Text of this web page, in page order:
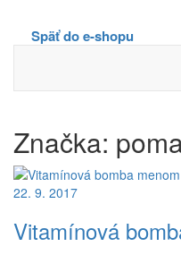
Späť do e-shopu
Značka:
22. 9. 2017
Vitamínová